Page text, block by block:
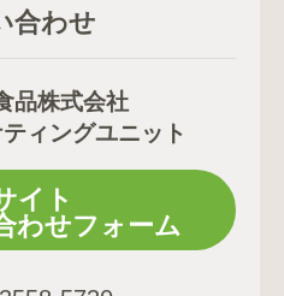
合わせ
品株式会社
ィングユニット
イト
わせフォーム